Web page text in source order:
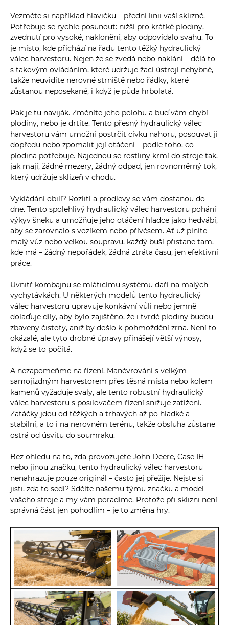
Vezměte si například hlavičku – přední linii vaší sklizně.
Potřebuje se rychle posunout: nižší pro krátké plodiny,
zvednutí pro vysoké, naklonění, aby odpovídalo svahu. To
je místo, kde přichází na řadu tento těžký hydraulický
válec harvestoru. Nejen že se zvedá nebo naklání – dělá to
s takovým ovládáním, které udržuje žací ústrojí nehybné,
takže neuvidíte nerovné strniště nebo řádky, které
zůstanou neposekané, i když je půda hrbolatá.
Pak je tu naviják. Změníte jeho polohu a buď vám chybí
plodiny, nebo je drtíte. Tento přesný hydraulický válec
harvestoru vám umožní postrčit cívku nahoru, posouvat ji
dopředu nebo zpomalit její otáčení – podle toho, co
plodina potřebuje. Najednou se rostliny krmí do stroje tak,
jak mají, žádné mezery, žádný odpad, jen rovnoměrný tok,
který udržuje sklizeň v chodu.
Vykládání obilí? Rozlití a prodlevy se vám dostanou do
dne. Tento spolehlivý hydraulický válec harvestoru pohání
výkyv šneku a umožňuje jeho otáčení hladce jako hedvábí,
aby se zarovnalo s vozíkem nebo přívěsem. Ať už plníte
malý vůz nebo velkou soupravu, každý bušl přistane tam,
kde má – žádný nepořádek, žádná ztráta času, jen efektivní
práce.
Uvnitř kombajnu se mláticímu systému daří na malých
vychytávkách. U některých modelů tento hydraulický
válec harvestoru upravuje konkávní vůli nebo jemně
dolaďuje díly, aby bylo zajištěno, že i tvrdé plodiny budou
zbaveny čistoty, aniž by došlo k pohmoždění zrna. Není to
okázalé, ale tyto drobné úpravy přinášejí větší výnosy,
když se to počítá.
A nezapomeňme na řízení. Manévrování s velkým
samojízdným harvestorem přes těsná místa nebo kolem
kamenů vyžaduje svaly, ale tento robustní hydraulický
válec harvestoru s posilovačem řízení snižuje zatížení.
Zatáčky jdou od těžkých a trhavých až po hladké a
stabilní, a to i na nerovném terénu, takže obsluha zůstane
ostrá od úsvitu do soumraku.
Bez ohledu na to, zda provozujete John Deere, Case IH
nebo jinou značku, tento hydraulický válec harvestoru
nenahrazuje pouze originál – často jej přežije. Nejste si
jisti, zda to sedí? Sdělte našemu týmu značku a model
vašeho stroje a my vám poradíme. Protože při sklizni není
správná část jen pohodlím – je to změna hry.